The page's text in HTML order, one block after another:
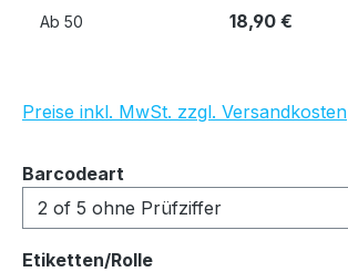
Ab 50 18,90 €
Preise inkl. MwSt. zzgl. Versandkosten
Barcodeart
Etiketten/Rolleauswählen